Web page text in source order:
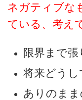
ネガティブな
ている、考え
限界まで
将来どう
ありのま